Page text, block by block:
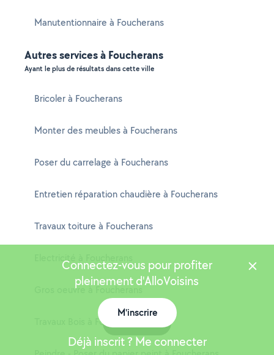
Manutentionnaire à Foucherans
Autres services à Foucherans
Ayant le plus de résultats dans cette ville
Bricoler à Foucherans
Monter des meubles à Foucherans
Poser du carrelage à Foucherans
Entretien réparation chaudière à Foucherans
Travaux toiture à Foucherans
Electricité à Foucherans
Gros oeuvre à Foucherans
Travaux Bois à Foucherans
Connectez-vous pour profiter
pleinement d'AlloVoisins
M'inscrire
Déjà inscrit ? Me connecter